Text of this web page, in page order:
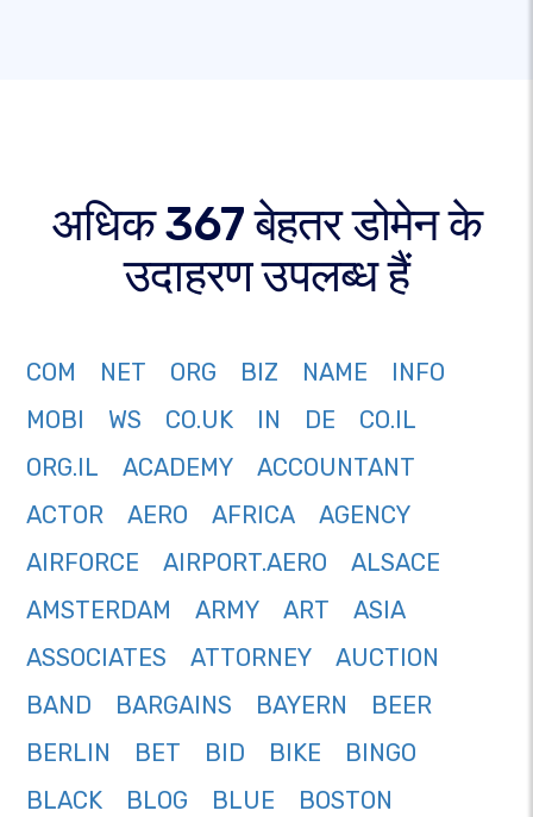
अधिक 367 बेहतर डोमेन के
उदाहरण उपलब्ध हैं
COM NET ORG BIZ NAME
INFO
MOBI
WS CO.UK IN DE
CO.IL
ORG.IL
ACADEMY
ACCOUNTANT
ACTOR
AERO AFRICA
AGENCY
AIRFORCE
AIRPORT.AERO
ALSACE
AMSTERDAM
ARMY ART
ASIA
ASSOCIATES
ATTORNEY
AUCTION
BAND
BARGAINS BAYERN
BEER
BERLIN
BET BID BIKE
BINGO
BLACK
BLOG BLUE
BOSTON